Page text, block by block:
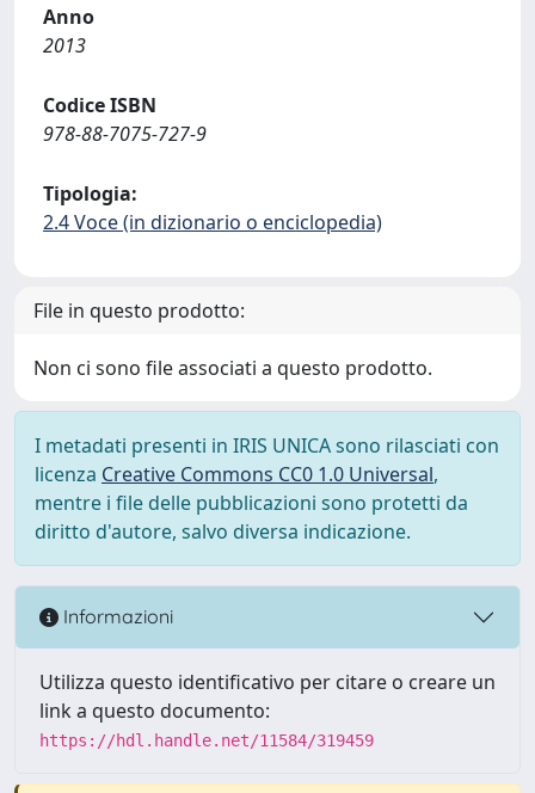
Anno
2013
Codice ISBN
978-88-7075-727-9
Tipologia:
2.4 Voce (in dizionario o enciclopedia)
File in questo prodotto:
Non ci sono file associati a questo prodotto.
I metadati presenti in IRIS UNICA sono rilasciati con
licenza Creative Commons CC0 1.0 Universal,
mentre i file delle pubblicazioni sono protetti da
diritto d'autore, salvo diversa indicazione.
Informazioni
Utilizza questo identificativo per citare o creare un
link a questo documento:
https://hdl.handle.net/11584/319459